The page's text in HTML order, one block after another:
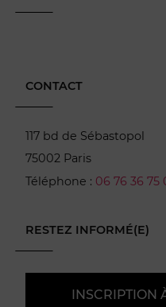
CONTACT
117 bd de Sébastopol
75002 Paris
Téléphone : 06 76 36 75
RESTEZ INFORMÉ(E)
INSCRIPTION